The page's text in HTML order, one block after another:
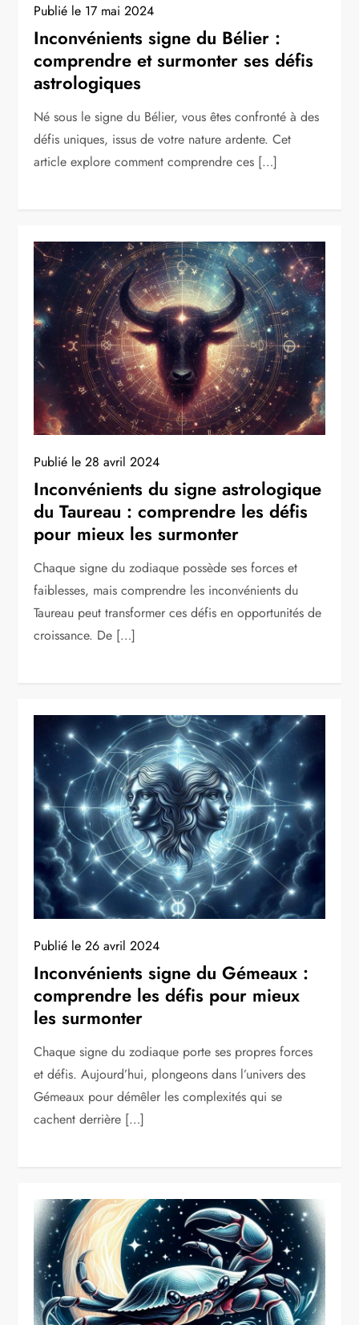
Publié le 17 mai 2024
Inconvénients signe du Bélier :
comprendre et surmonter ses défis
astrologiques
Né sous le signe du Bélier, vous êtes confronté à des
défis uniques, issus de votre nature ardente. Cet
article explore comment comprendre ces […]
Publié le28 avril 2024
Inconvénients du signe astrologique
du Taureau : comprendre les défis
pour mieux les surmonter
Chaque signe du zodiaque possède ses forces et
faiblesses, mais comprendre les inconvénients du
Taureau peut transformer ces défis en opportunités de
croissance. De […]
Publié le26 avril 2024
Inconvénients signe du Gémeaux :
comprendre les défis pour mieux
les surmonter
Chaque signe du zodiaque porte ses propres forces
et défis. Aujourd’hui, plongeons dans l’univers des
Gémeaux pour démêler les complexités qui se
cachent derrière […]